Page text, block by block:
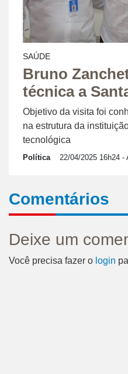
SAÚDE
Bruno
técnica a
Objetivo da visita foi
na estrutura da
tecnológica
Política 22/04/2025 16h24 -
Comentários
Deixe um
Você precisa fazer o login